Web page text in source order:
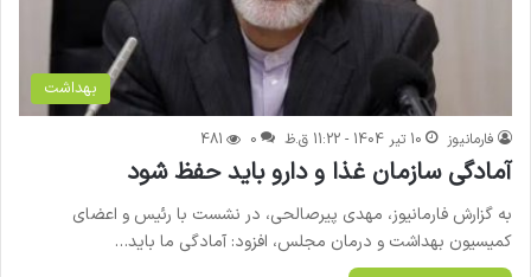
بهداشت
فارمانیوز 10 تیر 1404 - 11:22 ق.ظ 0
481
آمادگی سازمان غذا و دارو باید حفظ شود
به گزارش فارمانیوز، مهدی پیرصالحی، در نشست با رئیس و اعضای
کمیسیون بهداشت و درمان مجلس، افزود: آمادگی ما باید…